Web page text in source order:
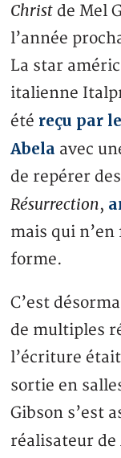
Christ de Mel
l’année
La star
italienne
été reçu par
Abela avec
de repérer
Résurrection,
mais qui
forme.
C’est
de multiples
l’écriture
sortie en
Gibson s’est
réalisateur de